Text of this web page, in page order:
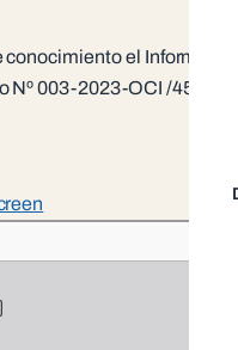
conocimiento el Informe
Nº 003-2023-OCI /4596
del PDF